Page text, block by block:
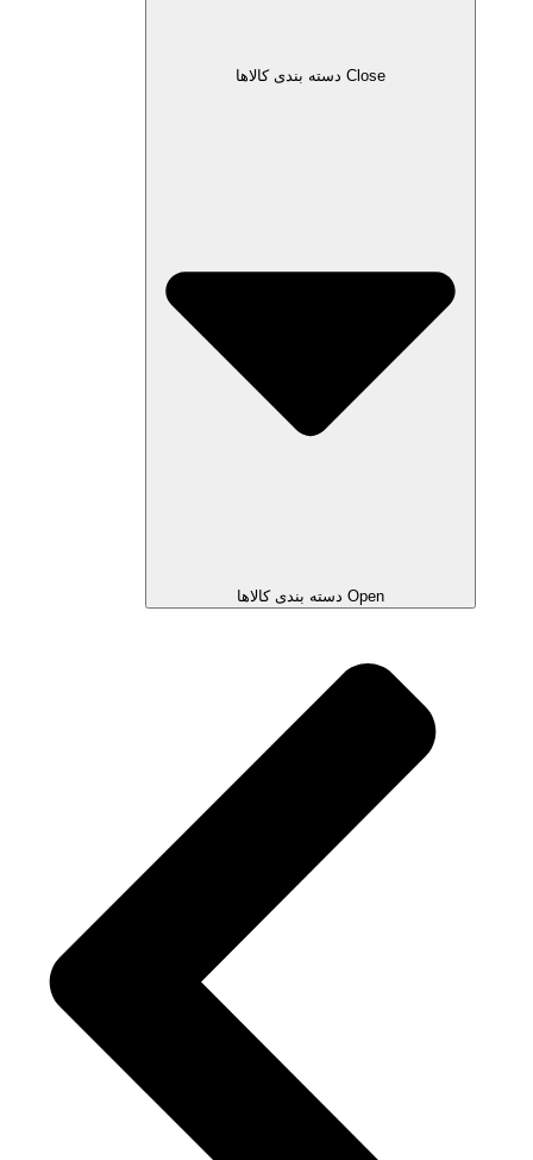
Close دسته بندی کالاها
Open دسته بندی کالاها